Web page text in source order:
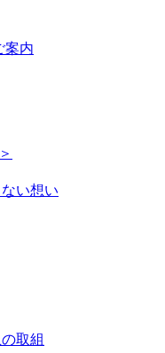
案内
い想い
取組